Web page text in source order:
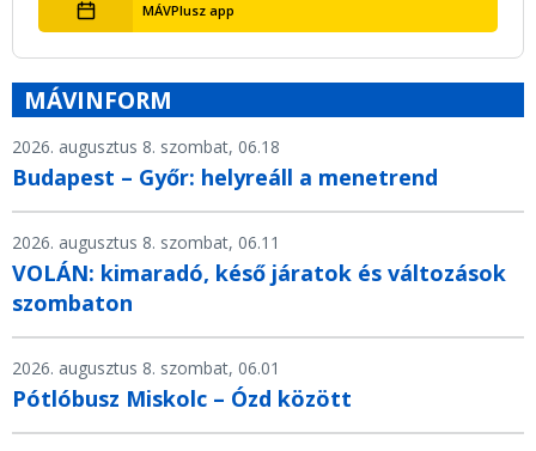
MÁVPlusz app
MÁVINFORM
2026. augusztus 8. szombat, 06.18
Budapest – Győr: helyreáll a menetrend
2026. augusztus 8. szombat, 06.11
VOLÁN: kimaradó, késő járatok és változások
szombaton
2026. augusztus 8. szombat, 06.01
Pótlóbusz Miskolc – Ózd között